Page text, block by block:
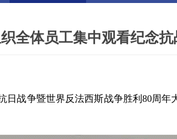
全体员工集中观看纪念
日战争暨世界反法西斯战争胜利80周